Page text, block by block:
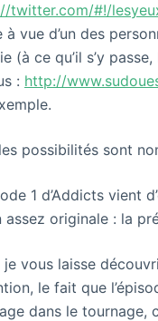
twitter.com/#!/
à vue d’un des
(à ce qu’il s’y
: http://
possibilités sont
1 d’Addicts vient
assez originale : la
je vous laisse
le fait que
dans le tournage,